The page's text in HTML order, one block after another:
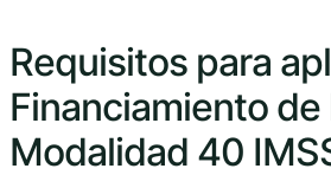
Requisitos para
Financiamiento de
Modalidad 40